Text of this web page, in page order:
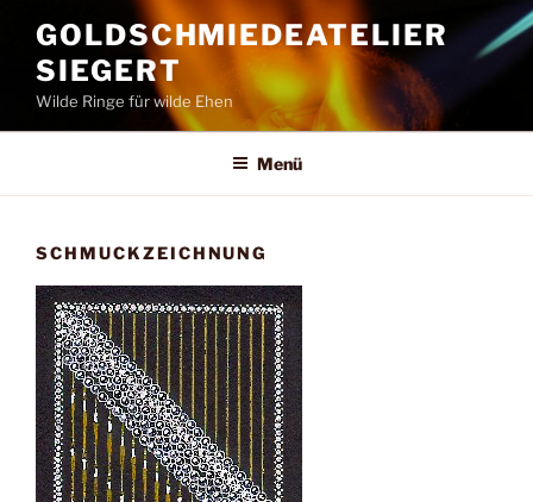
Inhalt
springen
GOLDSCHMIEDEATELIER
SIEGERT
Wilde Ringe für wilde Ehen
Menü
SCHMUCKZEICHNUNG